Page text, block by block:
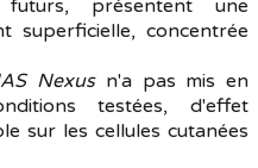
présentent une
superficielle, concentrée
Nexusn'a pas mis en
testées, d'effet
sur les cellules cutanées